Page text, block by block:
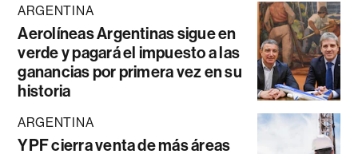
ARGENTINA
Aerolíneas Argentinas sigue en
verde y pagará el impuesto a las
ganancias por primera vez en su
historia
ARGENTINA
YPF cierra venta de más áreas